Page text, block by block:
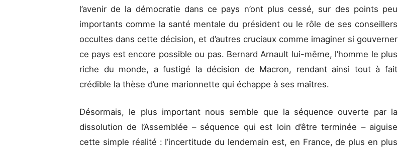
l’avenir de la démocratie dans ce pays n’ont plus cessé, sur des points peu
importants comme la santé mentale du président ou le rôle de ses conseillers
occultes dans cette décision, et d’autres cruciaux comme imaginer si gouverner
ce pays est encore possible ou pas. Bernard Arnault lui-même, l’homme le plus
riche du monde, a fustigé la décision de Macron, rendant ainsi tout à fait
crédible la thèse d’une marionnette qui échappe à ses maîtres.
Désormais, le plus important nous semble que la séquence ouverte par la
dissolution de l’Assemblée – séquence qui est loin d’être terminée – aiguise
cette simple réalité : l’incertitude du lendemain est, en France, de plus en plus